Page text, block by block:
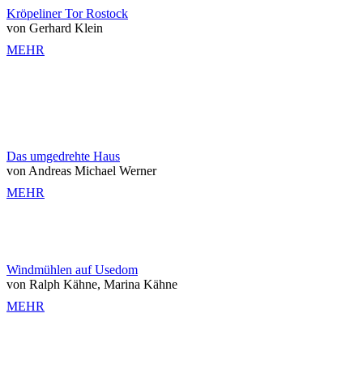
Kröpeliner Tor Rostock
von Gerhard Klein
MEHR
Das umgedrehte Haus
von Andreas Michael Werner
MEHR
Windmühlen auf Usedom
von Ralph Kähne, Marina Kähne
MEHR